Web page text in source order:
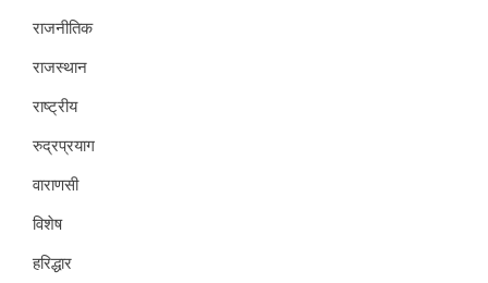
राजनीतिक
राजस्थान
राष्ट्रीय
रुद्रप्रयाग
वाराणसी
विशेष
हरिद्धार